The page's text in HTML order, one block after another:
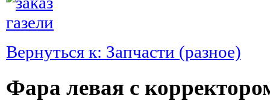
Вернуться к: Запчасти (разное)
Фара левая с